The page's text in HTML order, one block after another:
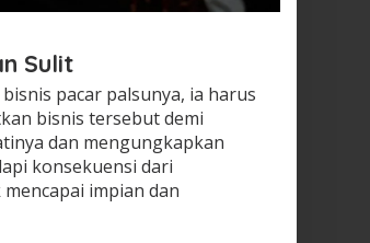
Sulit
pacar palsunya, ia harus
bisnis tersebut demi
dan mengungkapkan
konsekuensi dari
impian dan